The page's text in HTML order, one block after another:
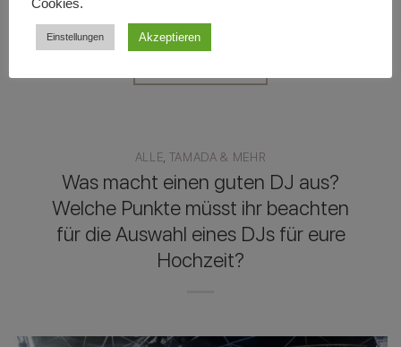
erfüllen. Doch muss […]
ALLE TAMADA & MEHR
Was macht einen guten DJ aus?
Welche Punkte müsst ihr beachten
für die Auswahl eines DJs für eure
Hochzeit?
Cookies.
Einstellungen Akzeptieren